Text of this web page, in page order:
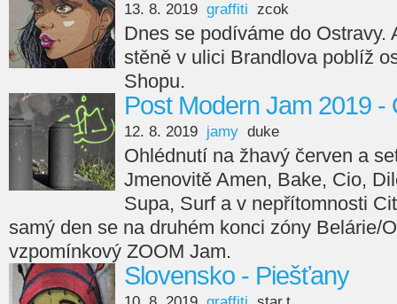
13. 8. 2019 graffiti zcok
Dnes se podíváme do Ostravy.
stěně v ulici Brandlova poblíž
Shopu.
Post Modern Jam 2019 -
12. 8. 2019 jamy duke
Ohlédnutí na žhavý červen a
Jmenovitě Amen, Bake, Cio,
Supa, Surf a v nepřítomnosti
samý den se na druhém konci zóny Belárie/
vzpomínkový ZOOM Jam.
Slovensko - Piešťany